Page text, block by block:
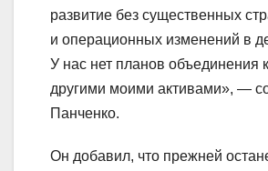
развитие без существенных
и операционных изменений в
У нас нет планов объединения
другими моими активами», —
Панченко.
Он добавил, что прежней